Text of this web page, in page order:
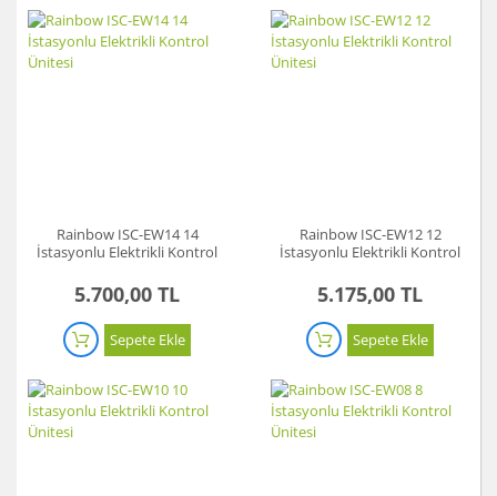
Rainbow ISC-EW14 14
İstasyonlu Elektrikli Kontrol
5.700,00 TL
Sepete Ekle
Rainbow ISC-EW12 12
İstasyonlu Elektrikli Kontrol
5.175,00 TL
Sepete Ekle